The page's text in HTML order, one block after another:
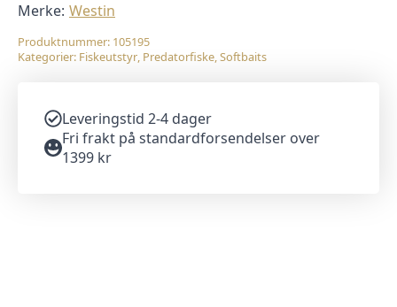
Merke: Westin
Produktnummer: 105195
Kategorier: Fiskeutstyr, Predatorfiske,Softbaits
Leveringstid 2-4 dager
Fri frakt på standardforsendelser over
1399 kr